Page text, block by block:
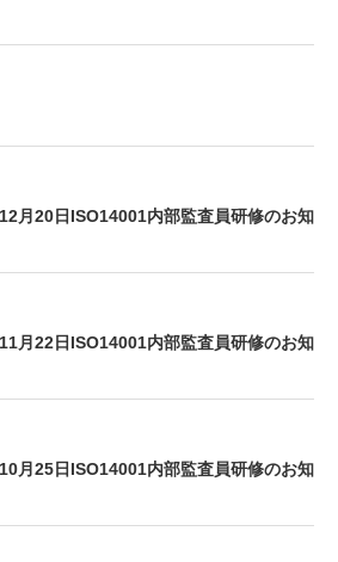
月20日ISO14001内部監査員研修のお知
月22日ISO14001内部監査員研修のお知
月25日ISO14001内部監査員研修のお知